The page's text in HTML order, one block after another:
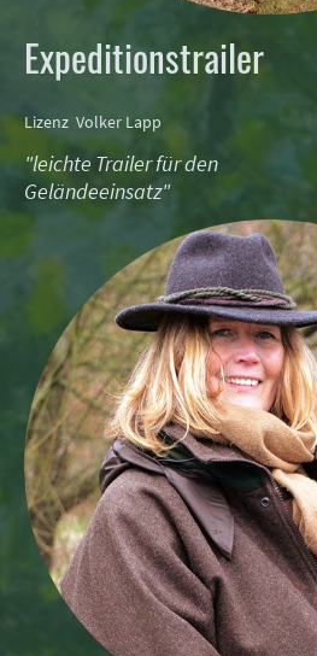
Expeditionstrailer
Lizenz Volker Lapp
"leichte Trailer für den
Geländeeinsatz"